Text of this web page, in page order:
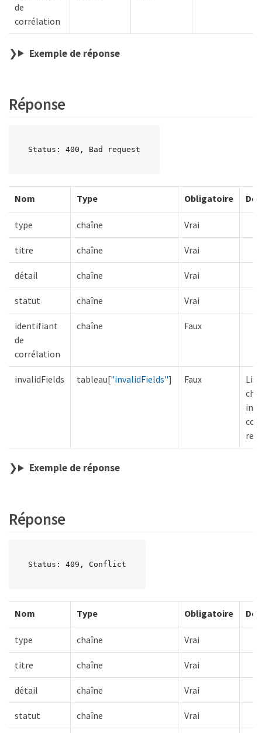
de
corrélation
Exemple de réponse
Réponse
Status: 400, Bad request
Nom Type Obligatoire
type chaîne Vrai
titre chaîne Vrai
détail chaîne Vrai
statut chaîne Vrai
identifiant
de
corrélation
chaîne Faux
invalidFields tableau["invalidFields"] Faux
Exemple de réponse
Réponse
Status: 409, Conflict
Nom Type Obligatoire
type chaîne Vrai
titre chaîne Vrai
détail chaîne Vrai
statut chaîne Vrai